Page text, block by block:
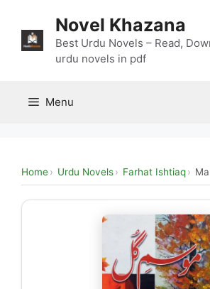
content
Novel Khazana
Best Urdu Novels – Read,
urdu novels in pdf
Menu
Home Urdu Novels Farhat Ishtiaq